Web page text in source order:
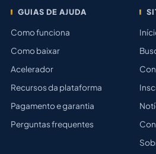
GUIAS DE AJUDA
Como funciona
Como baixar
Acelerador
Recursos da plataforma
Pagamento e garantia
Perguntas frequentes